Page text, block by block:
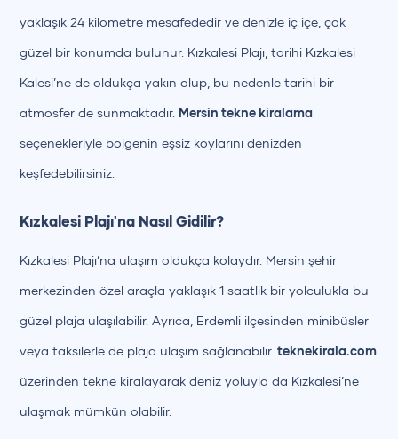
yaklaşık 24 kilometre mesafededir ve denizle iç içe, çok
güzel bir konumda bulunur. Kızkalesi Plajı, tarihi Kızkalesi
Kalesi’ne de oldukça yakın olup, bu nedenle tarihi bir
atmosfer de sunmaktadır. Mersin tekne kiralama
seçenekleriyle bölgenin eşsiz koylarını denizden
keşfedebilirsiniz.
Kızkalesi Plajı'na Nasıl Gidilir?
Kızkalesi Plajı’na ulaşım oldukça kolaydır. Mersin şehir
merkezinden özel araçla yaklaşık 1 saatlik bir yolculukla bu
güzel plaja ulaşılabilir. Ayrıca, Erdemli ilçesinden minibüsler
veya taksilerle de plaja ulaşım sağlanabilir.teknekirala.com
üzerinden tekne kiralayarak deniz yoluyla da Kızkalesi’ne
ulaşmak mümkün olabilir.